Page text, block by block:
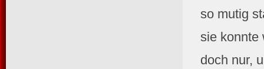
so mutig
sie konnte
doch nur,